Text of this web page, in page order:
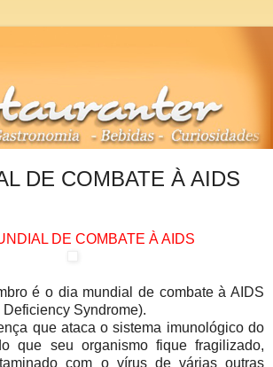
DE COMBATE À AIDS
DE COMBATE À AIDS
é o dia mundial de combate à AIDS
Syndrome).
que ataca o sistema imunológico do
que seu organismo fique fragilizado,
com o vírus de várias outras